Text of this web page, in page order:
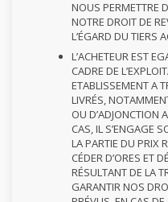
NOUS PERMETTRE
NOTRE DROIT DE
L’ÉGARD DU TIERS
L’ACHETEUR EST
CADRE DE
ETABLISSEMENT A
LIVRÉS,
OU D’ADJONCTION
CAS, IL S’ENGAGE
LA PARTIE DU PRIX
CÉDER D’ORES ET
RÉSULTANT DE LA
GARANTIR NOS